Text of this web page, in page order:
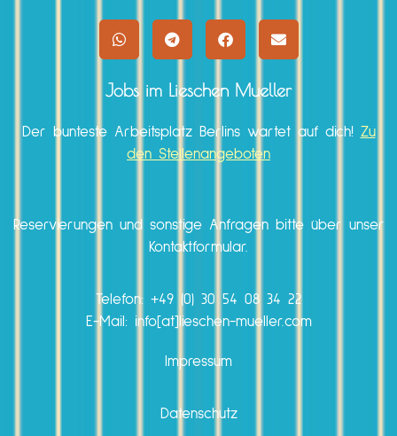
Jobs im Lieschen Mueller
Der bunteste Arbeitsplatz Berlins wartet auf dich! Zu
den Stellenangeboten
Reservierungen und sonstige Anfragen bitte über unser
Kontaktformular.
Telefon: +49 (0) 30 54 08 34 22
E-Mail: info[at]lieschen-mueller.com
Impressum
Datenschutz